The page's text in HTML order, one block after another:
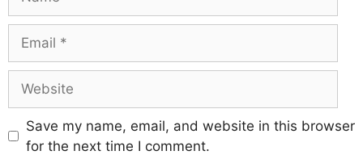
Save my name, email, and website in this browser
for the next time I comment.